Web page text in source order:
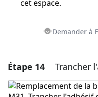
cet espace.
Demander à
Ajouter un
Étape 14 Trancher